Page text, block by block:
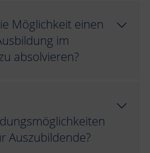
Möglichkeit einen
im
absolvieren?
Auszubildende?